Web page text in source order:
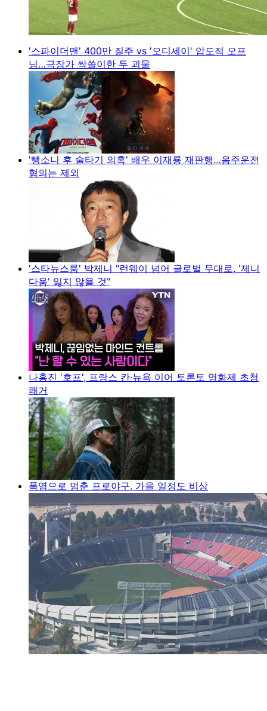
'스파이더맨' 400만 질주 vs '오디세이' 압도적 오프
닝…극장가 싹쓸이한 두 괴물
'뺑소니 후 술타기 의혹' 배우 이재룡 재판행…음주운전
혐의는 제외
'스타뉴스룸' 박제니 "런웨이 넘어 글로벌 무대로, '제니
다움' 잃지 않을 것"
나홍진 '호프', 프랑스 칸·뉴욕 이어 토론토 영화제 초청
쾌거
폭염으로 멈춘 프로야구, 가을 일정도 비상